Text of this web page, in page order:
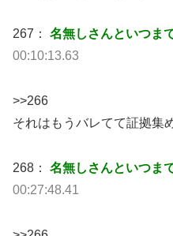
267： 名無しさんといつま
00:10:13.63
>>266
それはもうバレてて証拠集
268： 名無しさんといつま
00:27:48.41